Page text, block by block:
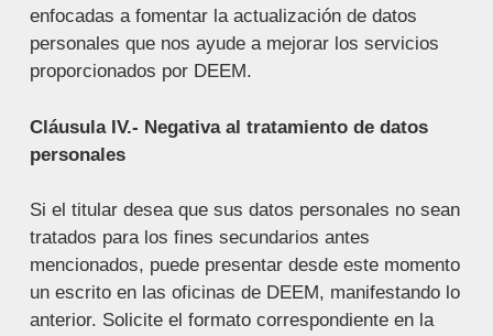
enfocadas a fomentar la actualización de datos
personales que nos ayude a mejorar los servicios
proporcionados por DEEM.
Cláusula IV.- Negativa al tratamiento de datos
personales
Si el titular desea que sus datos personales no sean
tratados para los fines secundarios antes
mencionados, puede presentar desde este momento
un escrito en las oficinas de DEEM, manifestando lo
anterior. Solicite el formato correspondiente en la